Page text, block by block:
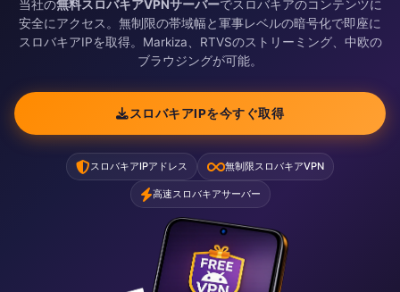
当社の無料スロバキアVPNサーバーでスロバキアのコンテンツに
安全にアクセス。無制限の帯域幅と軍事レベルの暗号化で即座に
スロバキアIPを取得。Markiza、RTVSのストリーミング、中欧の
ブラウジングが可能。
スロバキアIPを今すぐ取得
スロバキアIPアドレス 無制限スロバキアVPN
高速スロバキアサーバー